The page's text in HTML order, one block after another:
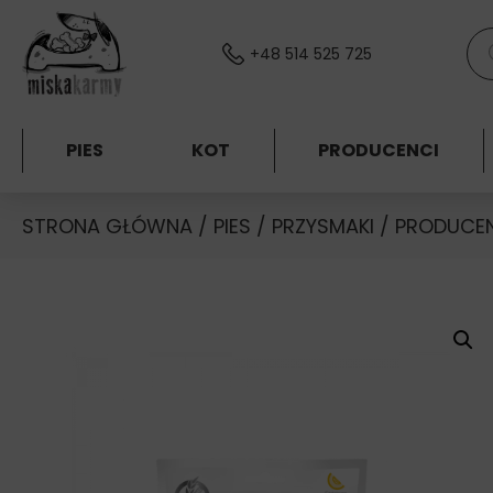
Skocz do treści
+48 514 525 725
PIES KOT PRODUCENCI
STRONA GŁÓWNA / PIES / PRZYSMAKI /